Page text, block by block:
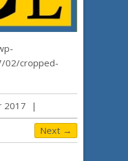
02/cropped-
2017 |
Next →